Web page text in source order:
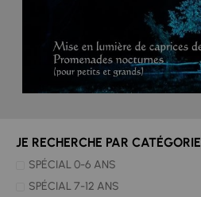
JE RECHERCHE PAR CATÉGORIE
SPÉCIAL 0-6 ANS
SPÉCIAL 7-12 ANS